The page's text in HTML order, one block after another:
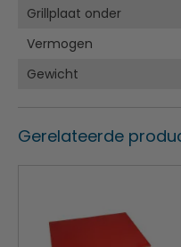
Grillplaat onder
Vermogen
Gewicht
Gerelateerde